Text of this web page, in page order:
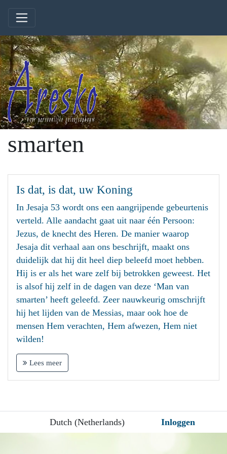
smarten
Is dat, is dat, uw Koning
In Jesaja 53 wordt ons een aangrijpende gebeurtenis
verteld. Alle aandacht gaat uit naar één Persoon:
Jezus, de knecht des Heren. De manier waarop
Jesaja dit verhaal aan ons beschrijft, maakt ons
duidelijk dat hij dit heel diep beleefd moet hebben.
Hij is er als het ware zelf bij betrokken geweest. Het
is alsof hij zelf in de dagen van deze ‘Man van
smarten’ heeft geleefd. Zeer nauwkeurig omschrijft
hij het lijden van de Messias, maar ook hoe de
mensen Hem verachten, Hem afwezen, Hem niet
wilden!
Lees meer
Dutch (Netherlands) Inloggen